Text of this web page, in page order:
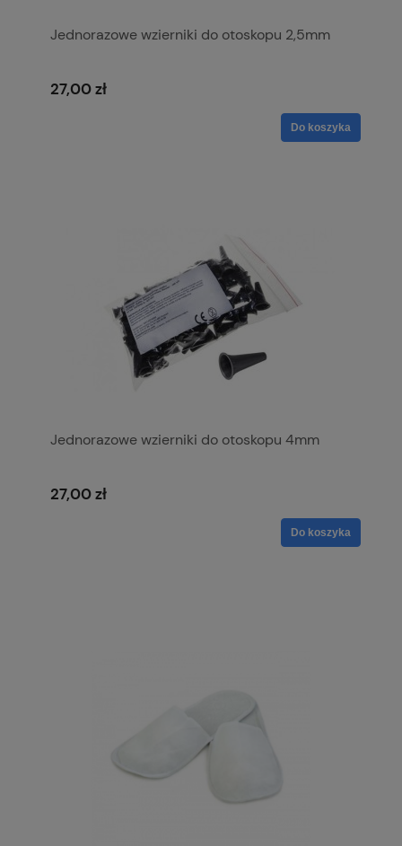
Jednorazowe wzierniki do otoskopu 2,5mm
27,00 zł
Do koszyka
Jednorazowe wzierniki do otoskopu 4mm
27,00 zł
Do koszyka